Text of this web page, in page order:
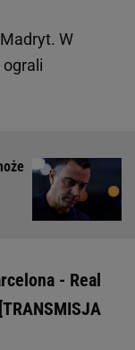
W
ograli
- Real